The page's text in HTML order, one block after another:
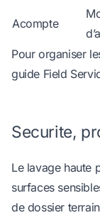
Acompte
Pour organiser
guide Field
Securite,
Le lavage haute
surfaces
de dossier